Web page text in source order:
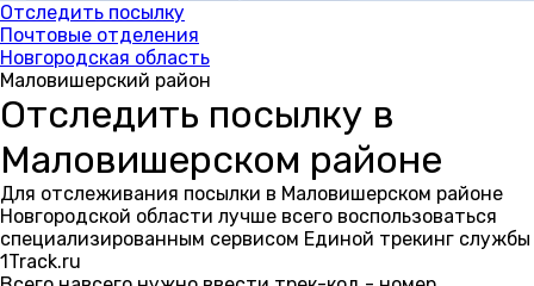
Отследить посылку
Почтовые отделения
Новгородская область
Маловишерский район
Отследить посылку в
Маловишерском районе
Для отслеживания посылки в Маловишерском районе
Новгородской области лучше всего воспользоваться
специализированным сервисом Единой трекинг службы
1Track.ru